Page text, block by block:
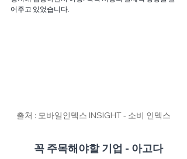
어주고 있었습니다.
출처 : 모바일인덱스 INSIGHT - 소비 인덱스
꼭 주목해야할 기업 - 아고다